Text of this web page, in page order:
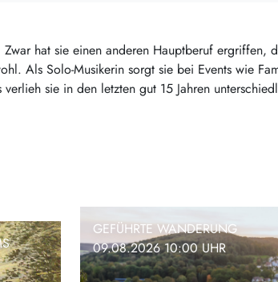
hat sie einen anderen Hauptberuf ergriffen,
Als Solo-Musikerin sorgt sie bei Events wie
sie in den letzten gut 15 Jahren
GEFÜHRTE WANDERUNG
09.08.2026 10:00 UHR